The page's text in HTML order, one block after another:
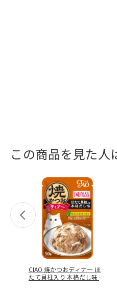
この商品を見た人
CIAO 焼かつおディナー ほ
たて貝柱入り 本格だし味 5